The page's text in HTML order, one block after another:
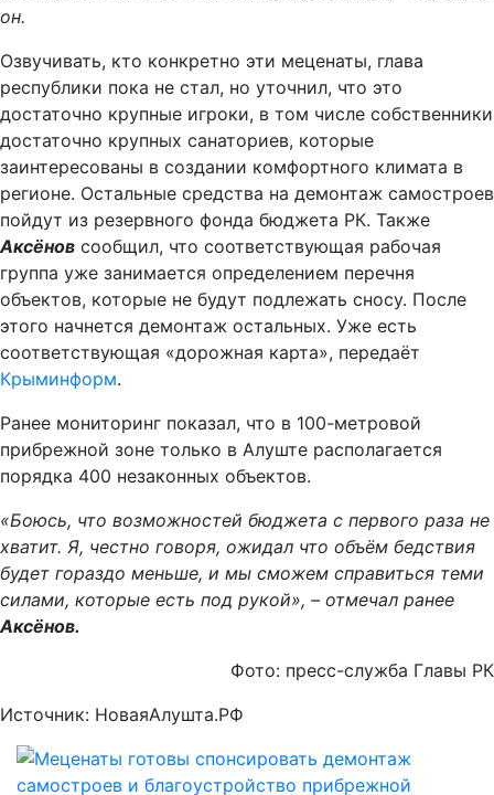
он.
Озвучивать, кто конкретно эти меценаты, глава
республики пока не стал, но уточнил, что это
достаточно крупные игроки, в том числе собственники
достаточно крупных санаториев, которые
заинтересованы в создании комфортного климата в
регионе. Остальные средства на демонтаж самостроев
пойдут из резервного фонда бюджета РК. Также
Аксёнов сообщил, что соответствующая рабочая
группа уже занимается определением перечня
объектов, которые не будут подлежать сносу. После
этого начнется демонтаж остальных. Уже есть
соответствующая «дорожная карта», передаёт
Крыминформ.
Ранее мониторинг показал, что в 100-метровой
прибрежной зоне только в Алуште располагается
порядка 400 незаконных объектов.
«Боюсь, что возможностей бюджета с первого раза не
хватит. Я, честно говоря, ожидал что объём бедствия
будет гораздо меньше, и мы сможем справиться теми
силами, которые есть под рукой», – отмечал ранее
Аксёнов.
Фото: пресс-служба Главы РК
Источник: НоваяАлушта.РФ